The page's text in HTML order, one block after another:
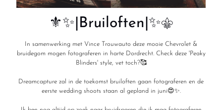
⚜️✨|Bruiloften|✨⚜️
In samenwerking met Vince Trouwauto deze mooie Chevrolet &
bruidegom mogen fotograferen in harte Dordrecht. Check deze 'Peaky
Blinders' style, vet toch?🥰
Dreamcapture zal in de toekomst bruiloften gaan fotograferen en de
eerste wedding shoots staan al gepland in juni😍✨.